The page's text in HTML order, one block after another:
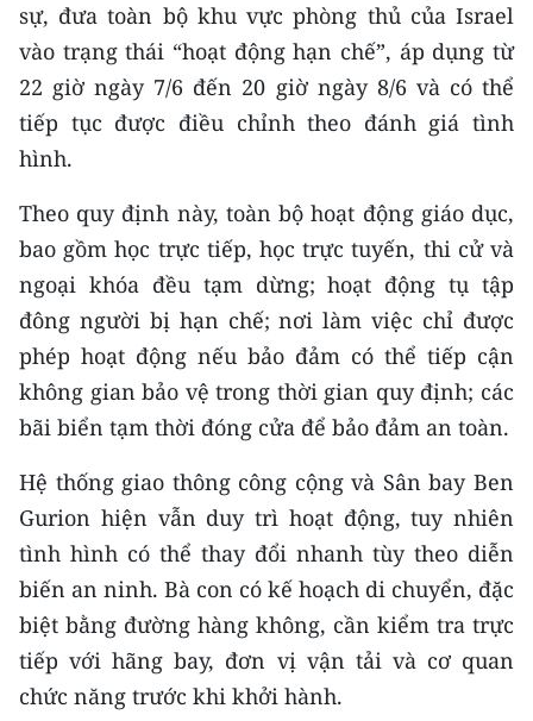
Media Chính trị
Media Kinh tế
Media Văn hóa
Media Pháp luật
Media Du lịch
Media Thế giới
Media Thể thao
Media Giáo dục
Media Y tế
Media Khoa học - Công nghệ
Media Môi trường
Ảnh
Infographic
sự, đưa toàn bộ khu vực phòng thủ của Israel
vào trạng thái “hoạt động hạn chế”, áp dụng từ
22 giờ ngày 7/6 đến 20 giờ ngày 8/6 và có thể
tiếp tục được điều chỉnh theo đánh giá tình
hình.
Theo quy định này, toàn bộ hoạt động giáo dục,
bao gồm học trực tiếp, học trực tuyến, thi cử và
ngoại khóa đều tạm dừng; hoạt động tụ tập
đông người bị hạn chế; nơi làm việc chỉ được
phép hoạt động nếu bảo đảm có thể tiếp cận
không gian bảo vệ trong thời gian quy định; các
bãi biển tạm thời đóng cửa để bảo đảm an toàn.
Hệ thống giao thông công cộng và Sân bay Ben
Gurion hiện vẫn duy trì hoạt động, tuy nhiên
tình hình có thể thay đổi nhanh tùy theo diễn
biến an ninh. Bà con có kế hoạch di chuyển, đặc
biệt bằng đường hàng không, cần kiểm tra trực
tiếp với hãng bay, đơn vị vận tải và cơ quan
chức năng trước khi khởi hành.